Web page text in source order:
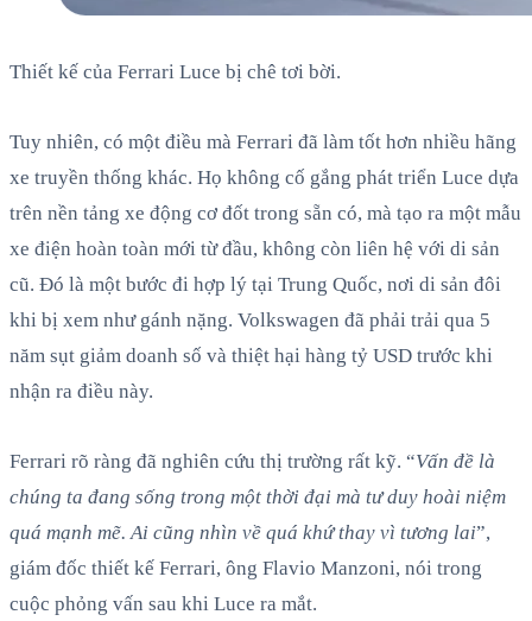
Thiết kế của Ferrari Luce bị chê tơi bời.
Tuy nhiên, có một điều mà Ferrari đã làm tốt hơn nhiều hãng
xe truyền thống khác. Họ không cố gắng phát triển Luce dựa
trên nền tảng xe động cơ đốt trong sẵn có, mà tạo ra một mẫu
xe điện hoàn toàn mới từ đầu, không còn liên hệ với di sản
cũ. Đó là một bước đi hợp lý tại Trung Quốc, nơi di sản đôi
khi bị xem như gánh nặng. Volkswagen đã phải trải qua 5
năm sụt giảm doanh số và thiệt hại hàng tỷ USD trước khi
nhận ra điều này.
Ferrari rõ ràng đã nghiên cứu thị trường rất kỹ. “Vấn đề là
chúng ta đang sống trong một thời đại mà tư duy hoài niệm
quá mạnh mẽ. Ai cũng nhìn về quá khứ thay vì tương lai”,
giám đốc thiết kế Ferrari, ông Flavio Manzoni, nói trong
cuộc phỏng vấn sau khi Luce ra mắt.